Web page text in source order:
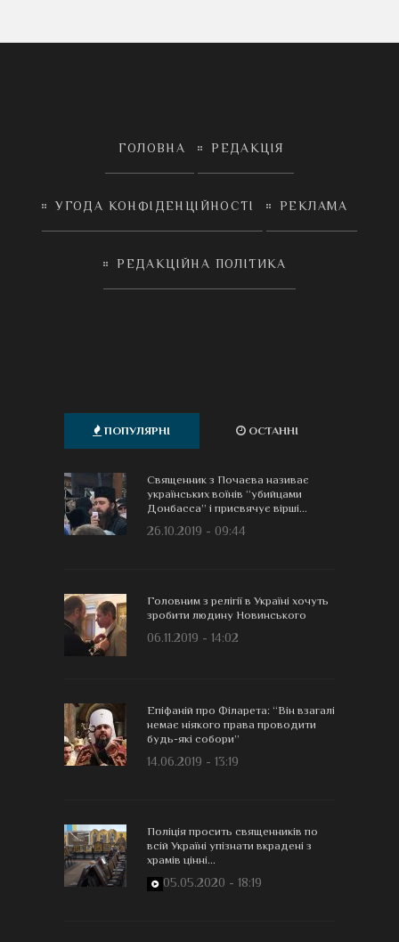
ГОЛОВНА РЕДАКЦІЯ
УГОДА КОНФІДЕНЦІЙНОСТІ РЕКЛАМА
РЕДАКЦІЙНА ПОЛІТИКА
ПОПУЛЯРНІ ОСТАННІ
Священник з Почаєва називає
українських воїнів “убийцами
Донбасса” і присвячує вірші...
26.10.2019 - 09:44
Головним з релігії в Україні хочуть
зробити людину Новинського
06.11.2019 - 14:02
Епіфаній про Філарета: “Він взагалі
немає ніякого права проводити
будь-які собори”
14.06.2019 - 13:19
Поліція просить священників по
всій Україні упізнати вкрадені з
храмів цінні...
05.05.2020 - 18:19